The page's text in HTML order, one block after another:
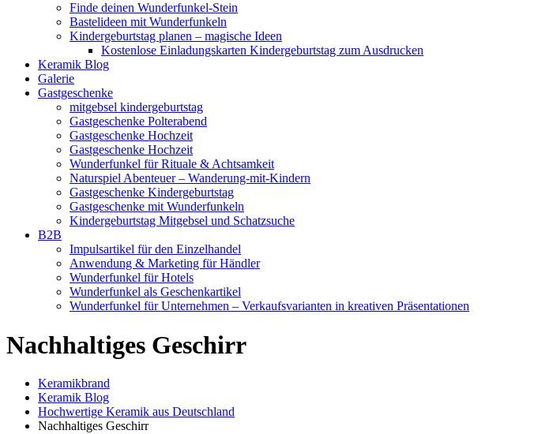
Finde deinen Wunderfunkel-Stein
Bastelideen mit Wunderfunkeln
Kindergeburtstag planen – magische Ideen
Kostenlose Einladungskarten Kindergeburtstag zum Ausdrucken
Keramik Blog
Galerie
Gastgeschenke
mitgebsel kindergeburtstag
Gastgeschenke Polterabend
Gastgeschenke Hochzeit
Gastgeschenke Hochzeit
Wunderfunkel für Rituale & Achtsamkeit
Naturspiel Abenteuer – Wanderung-mit-Kindern
Gastgeschenke Kindergeburtstag
Gastgeschenke mit Wunderfunkeln
Kindergeburtstag Mitgebsel und Schatzsuche
B2B
Impulsartikel für den Einzelhandel
Anwendung & Marketing für Händler
Wunderfunkel für Hotels
Wunderfunkel als Geschenkartikel
Wunderfunkel für Unternehmen – Verkaufsvarianten in kreativen Präsentationen
Nachhaltiges Geschirr
Keramikbrand
Keramik Blog
Hochwertige Keramik aus Deutschland
Nachhaltiges Geschirr